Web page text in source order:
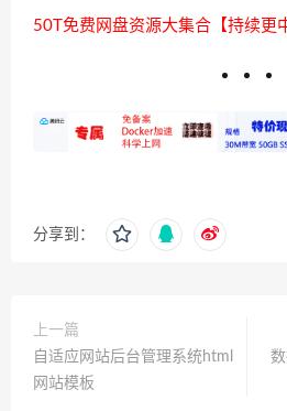
50T免费网盘资源大集合【持续更
分享到：
上一篇
自适应网站后台管理系统html
网站模板